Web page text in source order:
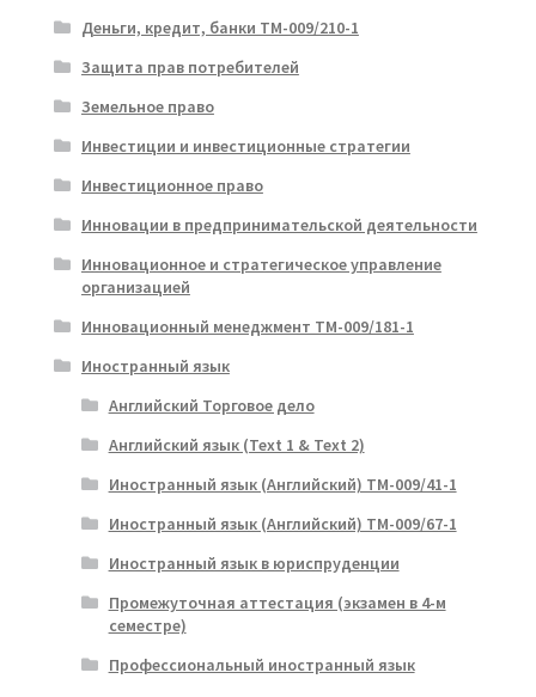
Деньги, кредит, банки ТМ-009/210-1
Защита прав потребителей
Земельное право
Инвестиции и инвестиционные стратегии
Инвестиционное право
Инновации в предпринимательской деятельности
Инновационное и стратегическое управление
организацией
Инновационный менеджмент ТМ-009/181-1
Иностранный язык
Английский Торговое дело
Английский язык (Text 1 & Text 2)
Иностранный язык (Английский) ТМ-009/41-1
Иностранный язык (Английский) ТМ-009/67-1
Иностранный язык в юриспруденции
Промежуточная аттестация (экзамен в 4-м
семестре)
Профессиональный иностранный язык